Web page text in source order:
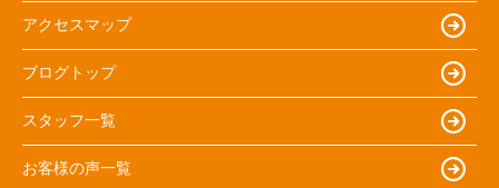
アクセスマップ
ブログトップ
スタッフ一覧
お客様の声一覧